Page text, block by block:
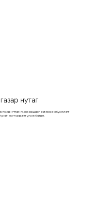
нутаг
нутгийн гадна оршдог. Тиймээс энэ бүс нутагт
аюул дарамт үүсэж байдаг.